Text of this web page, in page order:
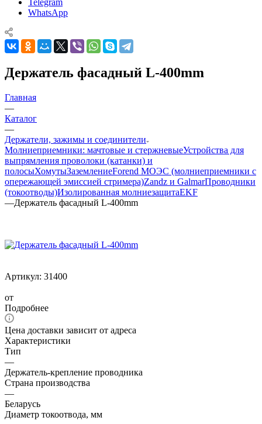
Telegram
WhatsApp
Держатель фасадный L-400mm
Главная
—
Каталог
—
Держатели, зажимы и соединители
Молниеприемники: мачтовые и стержневыеУстройства для
выпрямления проволоки (катанки) и
полосыХомутыЗаземлениеForend МОЭС (молниеприемники с
опережающей эмиссией стримера)Zandz и GalmarПроводники
(токоотводы)Изолированная молниезащитаEKF
—Держатель фасадный L-400mm
Артикул: 31400
от
Подробнее
Цена доставки зависит от адреса
Характеристики
Тип
—
Держатель-крепление проводника
Страна производства
—
Беларусь
Диаметр токоотвода, мм